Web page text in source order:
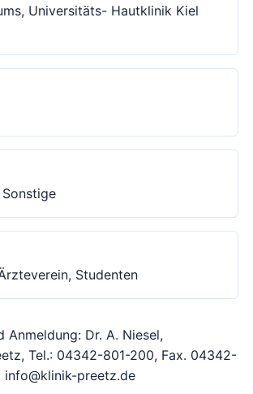
Universitäts- Hautklinik Kiel
Studenten
Anmeldung: Dr. A. Niesel,
Tel.: 04342-801-200, Fax. 04342-
info@klinik-preetz.de